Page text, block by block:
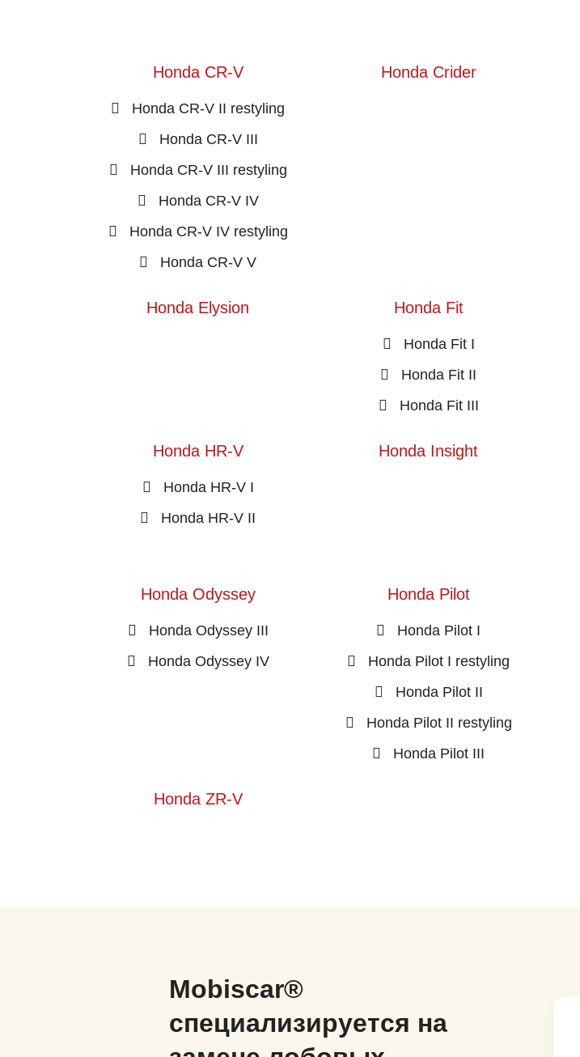
Honda CR-V
Honda CR-V II restyling
Honda CR-V III
Honda CR-V III restyling
Honda CR-V IV
Honda CR-V IV restyling
Honda CR-V V
Honda Crider
Honda Elysion Honda Fit
Honda Fit I
Honda Fit II
Honda Fit III
Honda HR-V
Honda HR-V I
Honda HR-V II
Honda Insight
Honda Odyssey
Honda Odyssey III
Honda Odyssey IV
Honda Pilot
Honda Pilot I
Honda Pilot I restyling
Honda Pilot II
Honda Pilot II restyling
Honda Pilot III
Honda ZR-V
Mobiscar®
специализируется на